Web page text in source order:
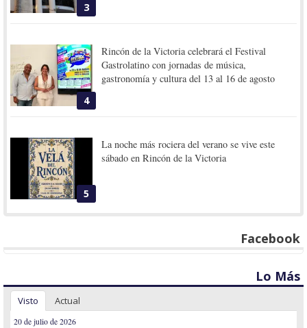
3
4
Rincón de la Victoria celebrará el Festival
Gastrolatino con jornadas de música,
gastronomía y cultura del 13 al 16 de agosto
5
La noche más rociera del verano se vive este
sábado en Rincón de la Victoria
Facebook
Lo Más
Visto Actual
20 de julio de 2026